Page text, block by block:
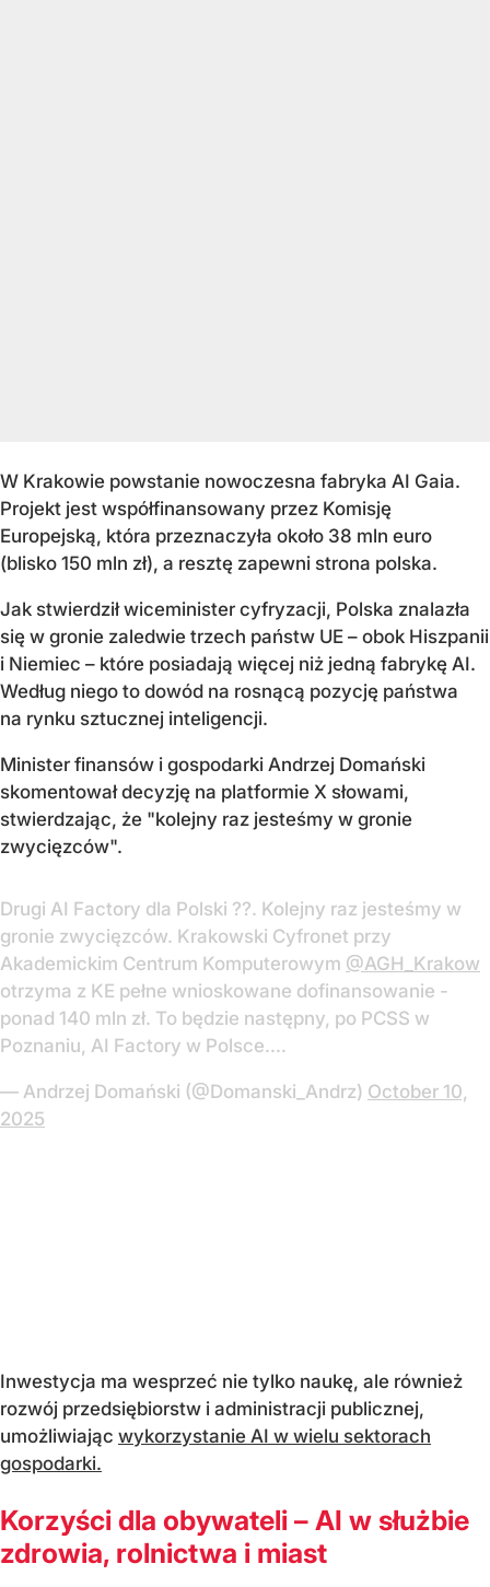
W Krakowie powstanie nowoczesna fabryka AI Gaia.
Projekt jest współfinansowany przez Komisję
Europejską, która przeznaczyła około 38 mln euro
(blisko 150 mln zł), a resztę zapewni strona polska.
Jak stwierdził wiceminister cyfryzacji, Polska znalazła
się w gronie zaledwie trzech państw UE – obok Hiszpanii
i Niemiec – które posiadają więcej niż jedną fabrykę AI.
Według niego to dowód na rosnącą pozycję państwa
na rynku sztucznej inteligencji.
Minister finansów i gospodarki Andrzej Domański
skomentował decyzję na platformie X słowami,
stwierdzając, że "kolejny raz jesteśmy w gronie
zwycięzców".
Drugi AI Factory dla Polski ??. Kolejny raz jesteśmy w
gronie zwycięzców. Krakowski Cyfronet przy
Akademickim Centrum Komputerowym @AGH_Krakow
otrzyma z KE pełne wnioskowane dofinansowanie -
ponad 140 mln zł. To będzie następny, po PCSS w
Poznaniu, AI Factory w Polsce.…
— Andrzej Domański (@Domanski_Andrz) October 10,
2025
Inwestycja ma wesprzeć nie tylko naukę, ale również
rozwój przedsiębiorstw i administracji publicznej,
umożliwiając wykorzystanie AI w wielu sektorach
gospodarki.
Korzyści dla obywateli – AI w służbie
zdrowia, rolnictwa i miast